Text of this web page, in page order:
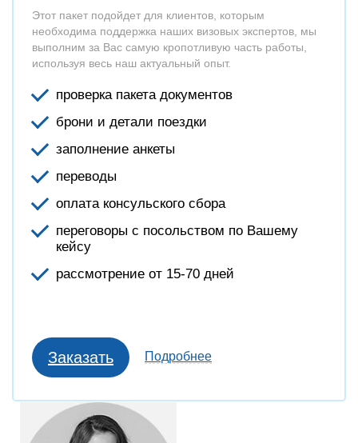
Этот пакет подойдет для клиентов, которым
необходима поддержка наших визовых экспертов, мы
выполним за Вас самую кропотливую часть работы,
используя весь наш актуальный опыт.
проверка пакета документов
брони и детали поездки
заполнение анкеты
переводы
оплата консульского сбора
переговоры с посольством по Вашему
кейсу
рассмотрение от 15-70 дней
Заказать Подробнее